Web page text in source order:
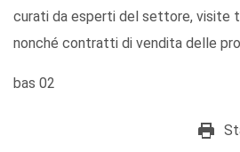
curati da esperti del settore, visite
nonché contratti di vendita delle
bas 02